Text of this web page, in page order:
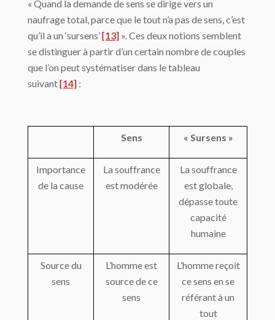
« Quand la demande de sens se dirige vers un
naufrage total, parce que le tout n’a pas de sens, c’est
qu’il a un ‘sursens’[13] ». Ces deux notions semblent
se distinguer à partir d’un certain nombre de couples
que l’on peut systématiser dans le tableau
suivant[14] :
Sens « Sursens »
Importance
de la cause
La souffrance
est modérée
La souffrance
est globale,
dépasse toute
capacité
humaine
Source du
sens
L’homme est
source de ce
sens
L’homme reçoit
ce sens en se
référant à un
tout